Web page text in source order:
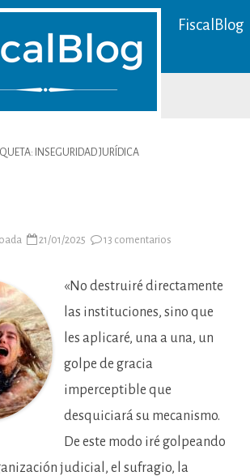
FiscalBlog
INSEGURIDAD JURÍDICA
21/01/2025 13 comentarios
«No destruiré directamente
las instituciones, sino que
les aplicaré, una a una, un
golpe de gracia
imperceptible que
desquiciará su mecanismo.
De este modo iré golpeando
judicial, el sufragio, la